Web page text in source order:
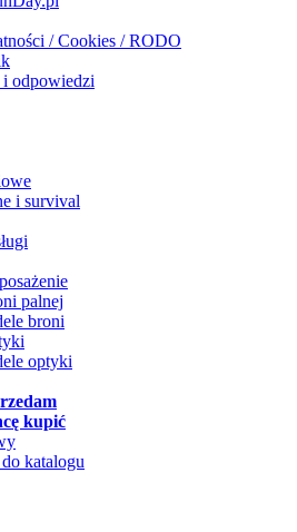
/ Cookies / RODO
odpowiedzi
i survival
palnej
broni
optyki
kupić
katalogu